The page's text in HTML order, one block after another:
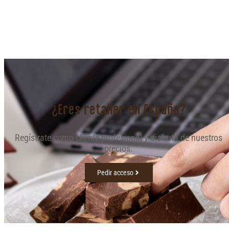
¿Eres retailer en España?
Regístrate como cliente profesional y disfruta de nuestros
precios.
Pedir acceso